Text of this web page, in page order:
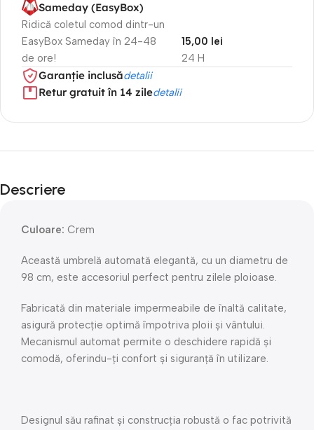
Sameday (EasyBox)
Ridică coletul comod dintr-un
EasyBox Sameday în 24-48
de ore!
24 H
15,00 lei
Garanție inclusădetalii
Retur gratuit în 14 ziledetalii
Descriere
Culoare: Crem
Această umbrelă automată elegantă, cu un diametru de
98 cm, este accesoriul perfect pentru zilele ploioase.
Fabricată din materiale impermeabile de înaltă calitate,
asigură protecție optimă împotriva ploii și vântului.
Mecanismul automat permite o deschidere rapidă și
comodă, oferindu-ți confort și siguranță în utilizare.
Designul său rafinat și construcția robustă o fac potrivită